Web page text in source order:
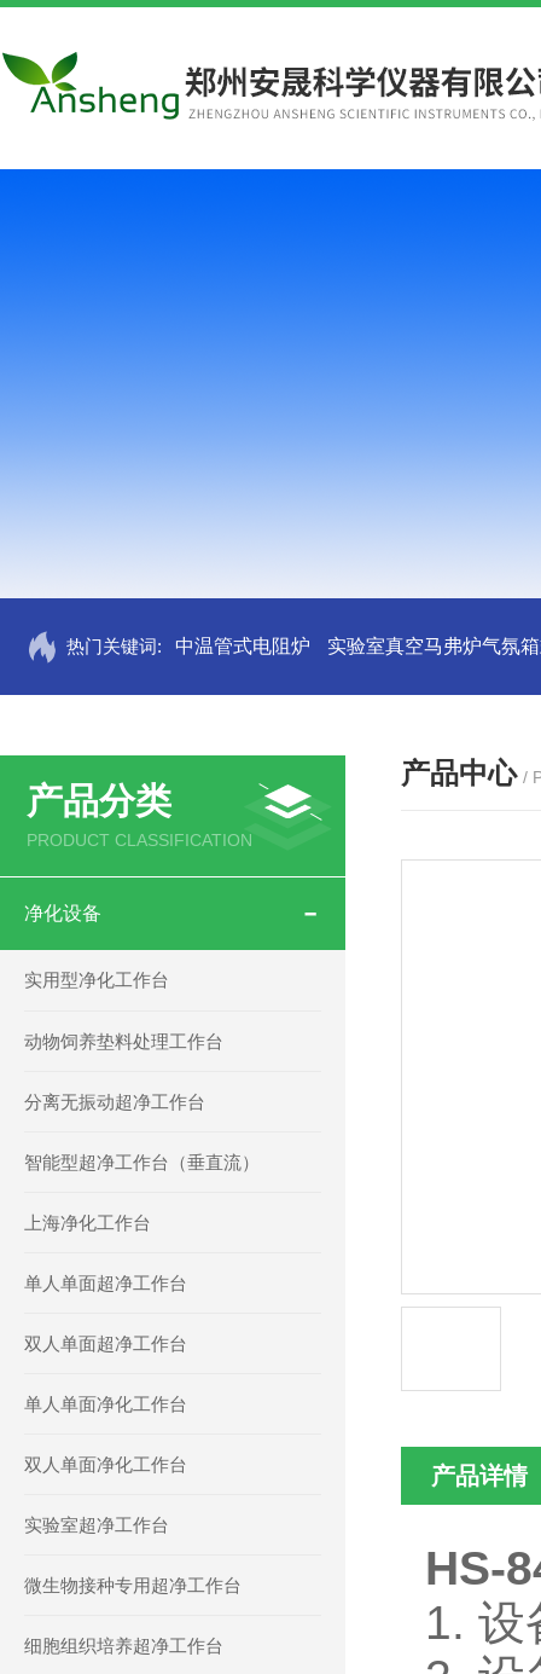
热门关键词: 中温管式电阻炉 实验室真空马弗炉气氛
产品分类
PRODUCT CLASSIFICATION
净化设备
实用型净化工作台
动物饲养垫料处理工作台
分离无振动超净工作台
智能型超净工作台（垂直流）
上海净化工作台
单人单面超净工作台
双人单面超净工作台
单人单面净化工作台
双人单面净化工作台
实验室超净工作台
微生物接种专用超净工作台
细胞组织培养超净工作台
产品中心 /
产品详情
HS-
1. 设